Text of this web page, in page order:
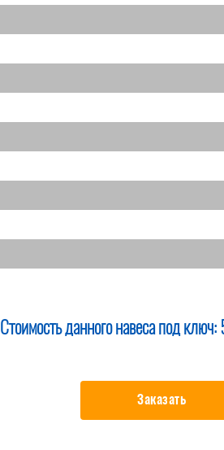
Стоимость данного навеса под ключ:
Заказать